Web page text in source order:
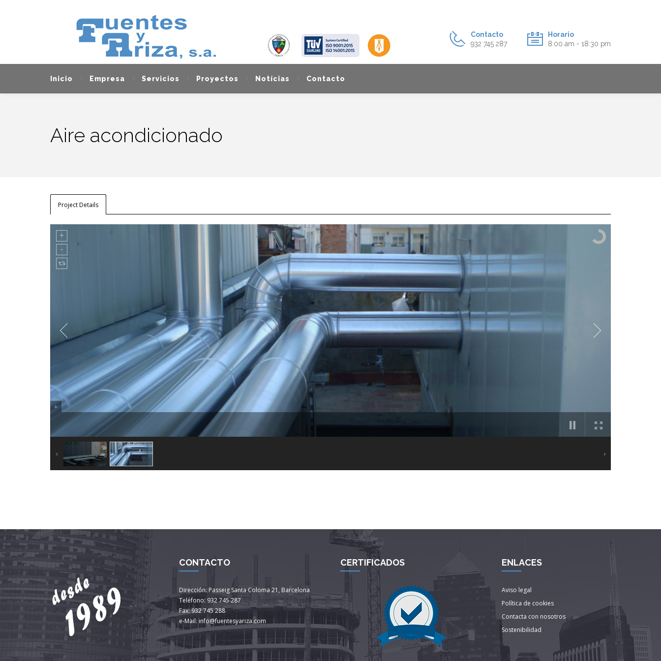
Horario
8:00 am - 18:30 pm
Contacto
932 745 287
Inicio Empresa Servicios Proyectos Notícias Contacto
Aire acondicionado
Project Details
CONTACTO
Dirección: Passeig Santa Coloma 21, Barcelona
Teléfono: 932 745 287
Fax: 932 745 288
e-Mail: info@fuentesyariza.com
CERTIFICADOS ENLACES
Aviso legal
Política de cookies
Contacta con nosotros
Sostenibilidad